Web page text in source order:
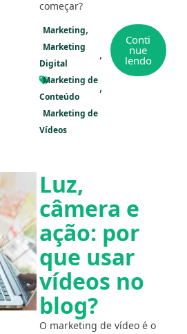
começar?
Marketing
Marketing
Digital
Marketing de
Conteúdo
Marketing de
Vídeos
Conti
nue
lendo
Luz,
câmera e
ação: por
que usar
vídeos no
blog?
O marketing de vídeo é o